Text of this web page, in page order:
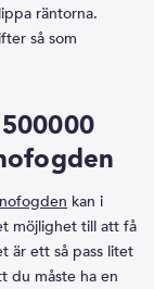
räntorna.
så som
kan i
möjlighet till att få
är ett så pass litet
du måste ha en